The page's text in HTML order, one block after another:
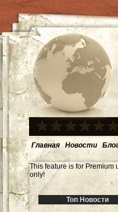
Главная Новости
This feature is for Premium
only!
Топ Новости